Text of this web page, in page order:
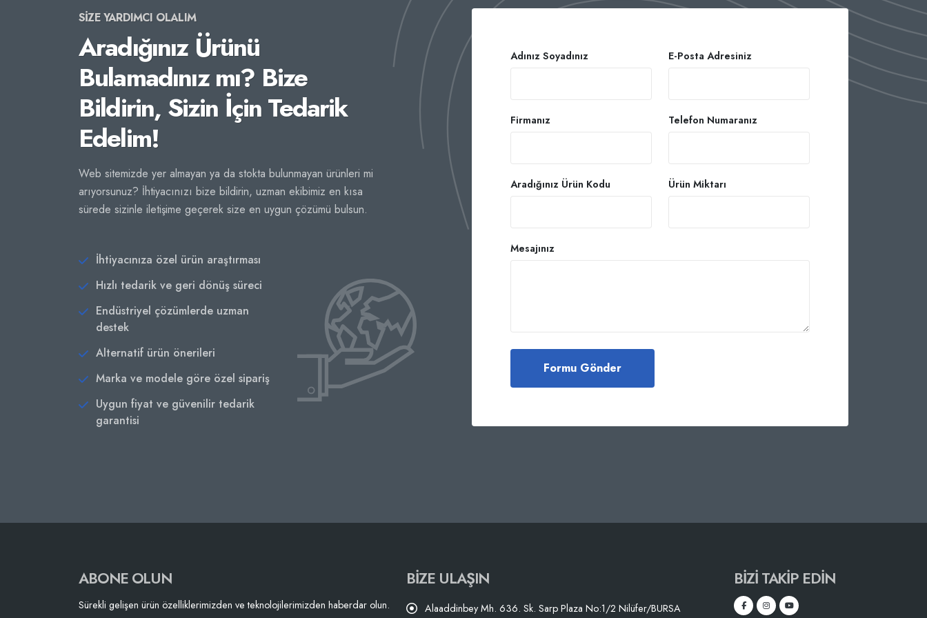
SİZE YARDIMCI OLALIM
Aradığınız Ürünü
Bulamadınız mı? Bize
Bildirin, Sizin İçin Tedarik
Edelim!
Web sitemizde yer almayan ya da stokta bulunmayan ürünleri mi
arıyorsunuz? İhtiyacınızı bize bildirin, uzman ekibimiz en kısa
sürede sizinle iletişime geçerek size en uygun çözümü bulsun.
İhtiyacınıza özel ürün araştırması
Hızlı tedarik ve geri dönüş süreci
Endüstriyel çözümlerde uzman
destek
Alternatif ürün önerileri
Marka ve modele göre özel sipariş
Uygun fiyat ve güvenilir tedarik
garantisi
Adınız Soyadınız E-Posta Adresiniz
Firmanız Telefon Numaranız
Aradığınız Ürün Kodu Ürün Miktarı
Mesajınız
ABONE OLUN
Sürekli gelişen ürün özelliklerimizden ve teknolojilerimizden haberdar olun.
BIZE ULAŞIN
Alaaddinbey Mh. 636. Sk. Sarp Plaza No:1/2 Nilüfer/BURSA
BIZI TAKIP EDIN